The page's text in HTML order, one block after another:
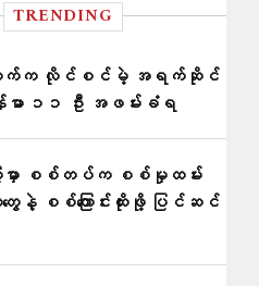
TRENDING
ာက်က လိုင်စင်မဲ့ အရက်ဆိုင်
န်မာ ၁၁ ဦး အဖမ်းခံရ
မှာ စစ်တပ်က စစ်မှုထမ်း
တွေနဲ့ စစ်ကြောင်းထိုးဖို့ ပြင်ဆင်